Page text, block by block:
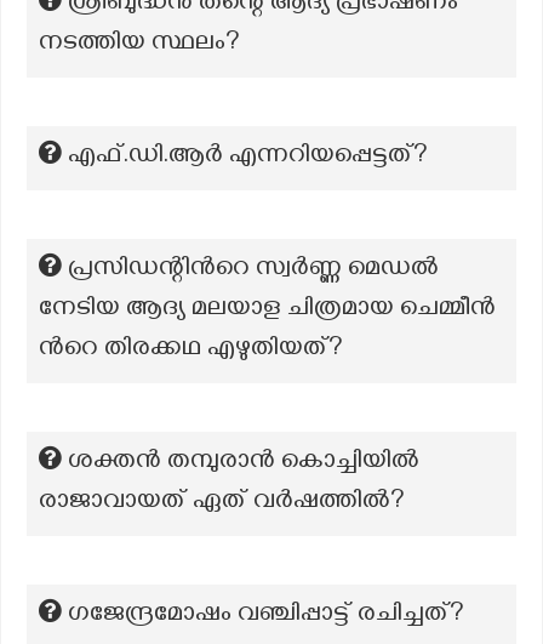
നടത്തിയ സ്ഥലം?
എഫ്.ഡി.ആർ എന്നറിയപ്പെട്ടത്?
പ്രസിഡന്റിന്‍റെ സ്വർണ്ണ മെഡൽ
നേടിയ ആദ്യ മലയാള ചിത്രമായ ചെമ്മീൻ
ന്‍റെ തിരക്കഥ എഴുതിയത്?
ശക്തൻ തമ്പുരാൻ കൊച്ചിയിൽ
രാജാവായത് ഏത് വർഷത്തിൽ?
ഗജേന്ദ്രമോഷം വഞ്ചിപ്പാട്ട് രചിച്ചത്?